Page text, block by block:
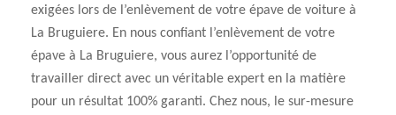
exigées lors de l’enlèvement de votre épave de voiture à
La Bruguiere. En nous confiant l’enlèvement de votre
épave à La Bruguiere, vous aurez l’opportunité de
travailler direct avec un véritable expert en la matière
pour un résultat 100% garanti. Chez nous, le sur-mesure